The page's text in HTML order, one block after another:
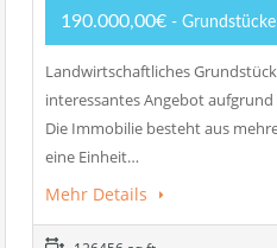
190.000,00€ - Grundstücke
Landwirtschaftliches
interessantes Angebot
Die Immobilie besteht aus
eine Einheit…
Mehr Details